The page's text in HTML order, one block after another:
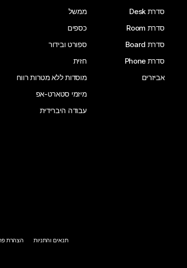
סדרת Desk
סדרת Room
סדרת Board
סדרת Phone
אביזרים
ממשל
כספים
ספורט ובידור
חזית
מוסדות ללא מטרות רווח
מיזמי סטארט-אפ
עבודה היברידית
תנאים והתניות הצהרת